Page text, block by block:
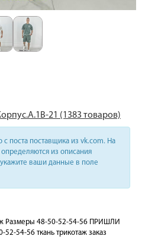
21 (1383 товаров)
поста поставщика из vk.com. На
из описания
ваши данные в поле
Размеры 48-50-52-54-56 ПРИШЛИ
54-56 ткань трикотаж заказ